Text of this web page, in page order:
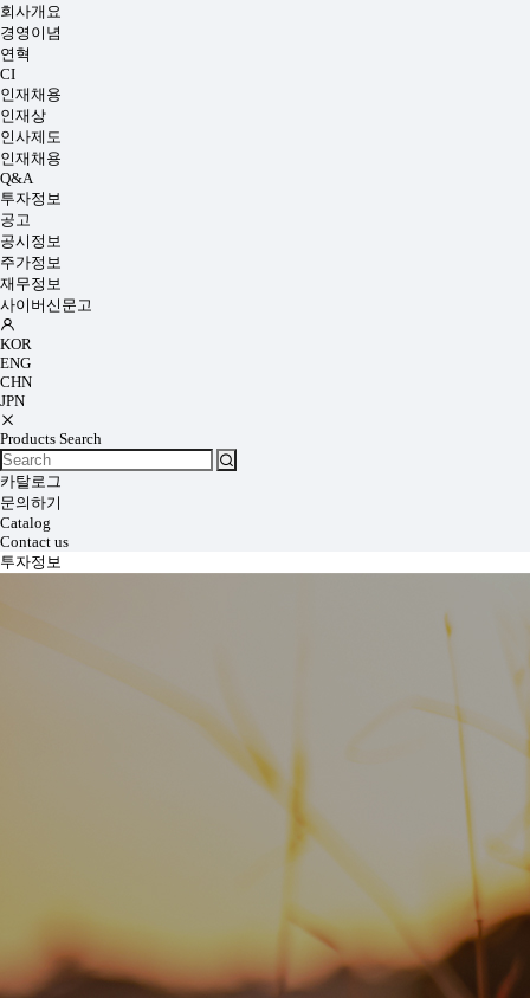
회사개요
경영이념
연혁
CI
인재채용
인재상
인사제도
인재채용
Q&A
투자정보
공고
공시정보
주가정보
재무정보
사이버신문고
KOR
ENG
CHN
JPN
Products Search
카탈로그
문의하기
Catalog
Contact us
투자정보